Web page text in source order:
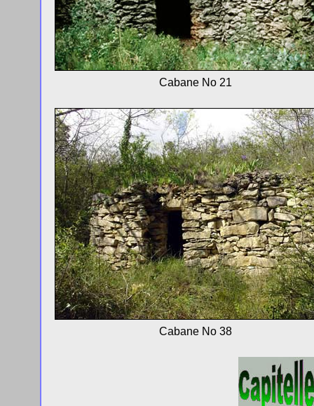
Cabane No 21
Cabane No 38